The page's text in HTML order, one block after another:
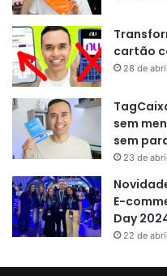
cartão
28 de
sem
sem
23 de
E-
Day
22 de